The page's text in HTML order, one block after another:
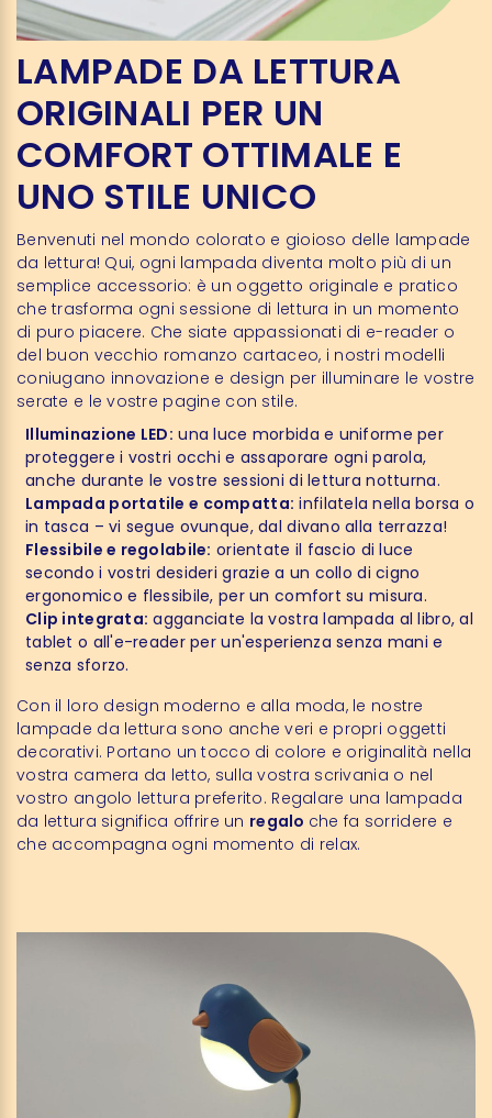
LAMPADE DA LETTURA
ORIGINALI PER UN
COMFORT OTTIMALE E
UNO STILE UNICO
Benvenuti nel mondo colorato e gioioso delle lampade
da lettura! Qui, ogni lampada diventa molto più di un
semplice accessorio: è un oggetto originale e pratico
che trasforma ogni sessione di lettura in un momento
di puro piacere. Che siate appassionati di e-reader o
del buon vecchio romanzo cartaceo, i nostri modelli
coniugano innovazione e design per illuminare le vostre
serate e le vostre pagine con stile.
Illuminazione LED: una luce morbida e uniforme per
proteggere i vostri occhi e assaporare ogni parola,
anche durante le vostre sessioni di lettura notturna.
Lampada portatile e compatta: infilatela nella borsa o
in tasca – vi segue ovunque, dal divano alla terrazza!
Flessibile e regolabile: orientate il fascio di luce
secondo i vostri desideri grazie a un collo di cigno
ergonomico e flessibile, per un comfort su misura.
Clip integrata: agganciate la vostra lampada al libro, al
tablet o all'e-reader per un'esperienza senza mani e
senza sforzo.
Con il loro design moderno e alla moda, le nostre
lampade da lettura sono anche veri e propri oggetti
decorativi. Portano un tocco di colore e originalità nella
vostra camera da letto, sulla vostra scrivania o nel
vostro angolo lettura preferito. Regalare una lampada
da lettura significa offrire un regalo che fa sorridere e
che accompagna ogni momento di relax.